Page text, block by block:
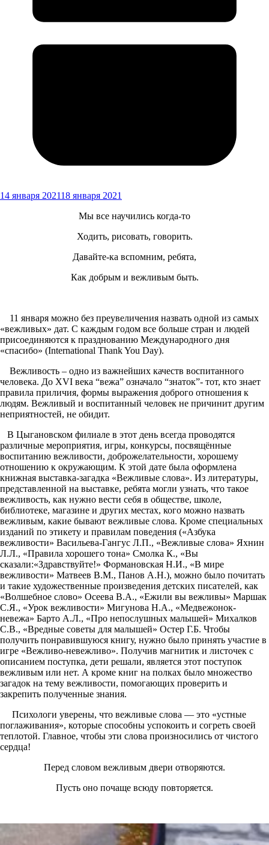
14 января 202118 января 2021
Мы все научились когда-то
Ходить, рисовать, говорить.
Давайте-ка вспомним, ребята,
Как добрым и вежливым быть.
11 января можно без преувеличения назвать одной из самых
«вежливых» дат. С каждым годом все больше стран и людей
присоединяются к празднованию Международного дня
«спасибо» (International Thank You Day).
Вежливость – одно из важнейших качеств воспитанного
человека. До XVI века “вежа” означало “знаток”- тот, кто знает
правила приличия, формы выражения доброго отношения к
людям. Вежливый и воспитанный человек не причинит другим
неприятностей, не обидит.
В Цыгановском филиале в этот день всегда проводятся
различные мероприятия, игры, конкурсы, посвящённые
воспитанию вежливости, доброжелательности, хорошему
отношению к окружающим. К этой дате была оформлена
книжная выставка-загадка «Вежливые слова». Из литературы,
представленной на выставке, ребята могли узнать, что такое
вежливость, как нужно вести себя в обществе, школе,
библиотеке, магазине и других местах, кого можно назвать
вежливым, какие бывают вежливые слова. Кроме специальных
изданий по этикету и правилам поведения («Азбука
вежливости» Васильева-Гангус Л.П., «Вежливые слова» Яхнин
Л.Л., «Правила хорошего тона» Смолка К., «Вы
сказали:«Здравствуйте!» Формановская Н.И., «В мире
вежливости» Матвеев В.М., Панов А.Н.), можно было почитать
и такие художественные произведения детских писателей, как
«Волшебное слово» Осеева В.А., «Ежили вы вежливы» Маршак
С.Я., «Урок вежливости» Мигунова Н.А., «Медвежонок-
невежа» Барто А.Л., «Про непослушных малышей» Михалков
С.В., «Вредные советы для малышей» Остер Г.Б. Чтобы
получить понравившуюся книгу, нужно было принять участие в
игре «Вежливо-невежливо». Получив магнитик и листочек с
описанием поступка, дети решали, является этот поступок
вежливым или нет. А кроме книг на полках было множество
загадок на тему вежливости, помогающих проверить и
закрепить полученные знания.
Психологи уверены, что вежливые слова — это «устные
поглаживания», которые способны успокоить и согреть своей
теплотой. Главное, чтобы эти слова произносились от чистого
сердца!
Перед словом вежливым двери отворяются.
Пусть оно почаще всюду повторяется.